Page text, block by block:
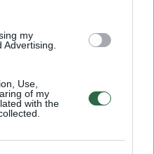
my
Use,
of my
with the
jaudinančią akimirką
mūsų pagerbimo